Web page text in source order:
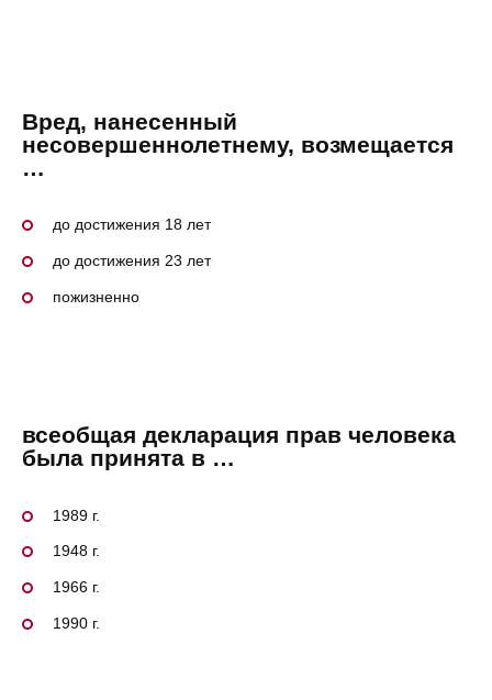
Вред, нанесенный
несовершеннолетнему, возмещается
…
до достижения 18 лет
до достижения 23 лет
пожизненно
всеобщая декларация прав человека
была принята в …
1989 г.
1948 г.
1966 г.
1990 г.